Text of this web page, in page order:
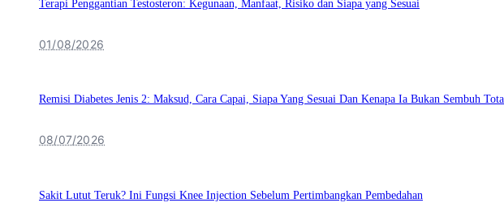
Terapi Penggantian Testosteron: Kegunaan, Manfaat, Risiko dan Siapa yang Sesuai
01/08/2026
Remisi Diabetes Jenis 2: Maksud, Cara Capai, Siapa Yang Sesuai Dan Kenapa Ia Bukan Sembuh
08/07/2026
Sakit Lutut Teruk? Ini Fungsi Knee Injection Sebelum Pertimbangkan Pembedahan